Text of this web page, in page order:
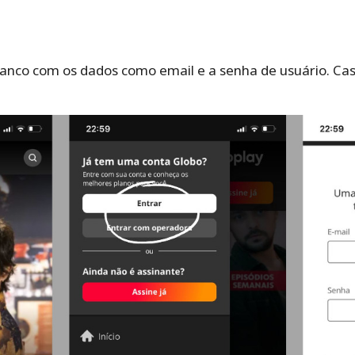
com os dados como email e a senha de usuário.